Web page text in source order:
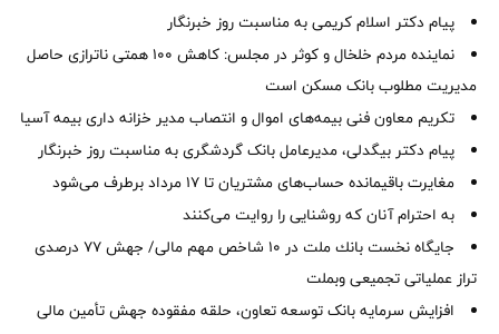
پیام دکتر اسلام کریمی به مناسبت روز خبرنگار
نماینده مردم خلخال و کوثر در مجلس: کاهش ۱۰۰ همتی ناترازی حاصل
مدیریت مطلوب بانک مسکن است
تکریم معاون فنی بیمه‌های اموال و انتصاب مدیر خزانه داری بیمه آسیا
پیام دکتر بیگدلی، مدیرعامل بانک گردشگری به مناسبت روز خبرنگار
مغایرت‌ باقیمانده حساب‌های مشتریان تا ۱۷ مرداد برطرف می‌شود
به احترام آنان که روشنایی را روایت می‌کنند
جایگاه نخست بانك ملت در 10 شاخص مهم مالی/ جهش 77 درصدی
تراز عملیاتی تجمیعی وبملت
افزایش سرمایه بانک توسعه تعاون، حلقه مفقوده جهش تأمین مالی